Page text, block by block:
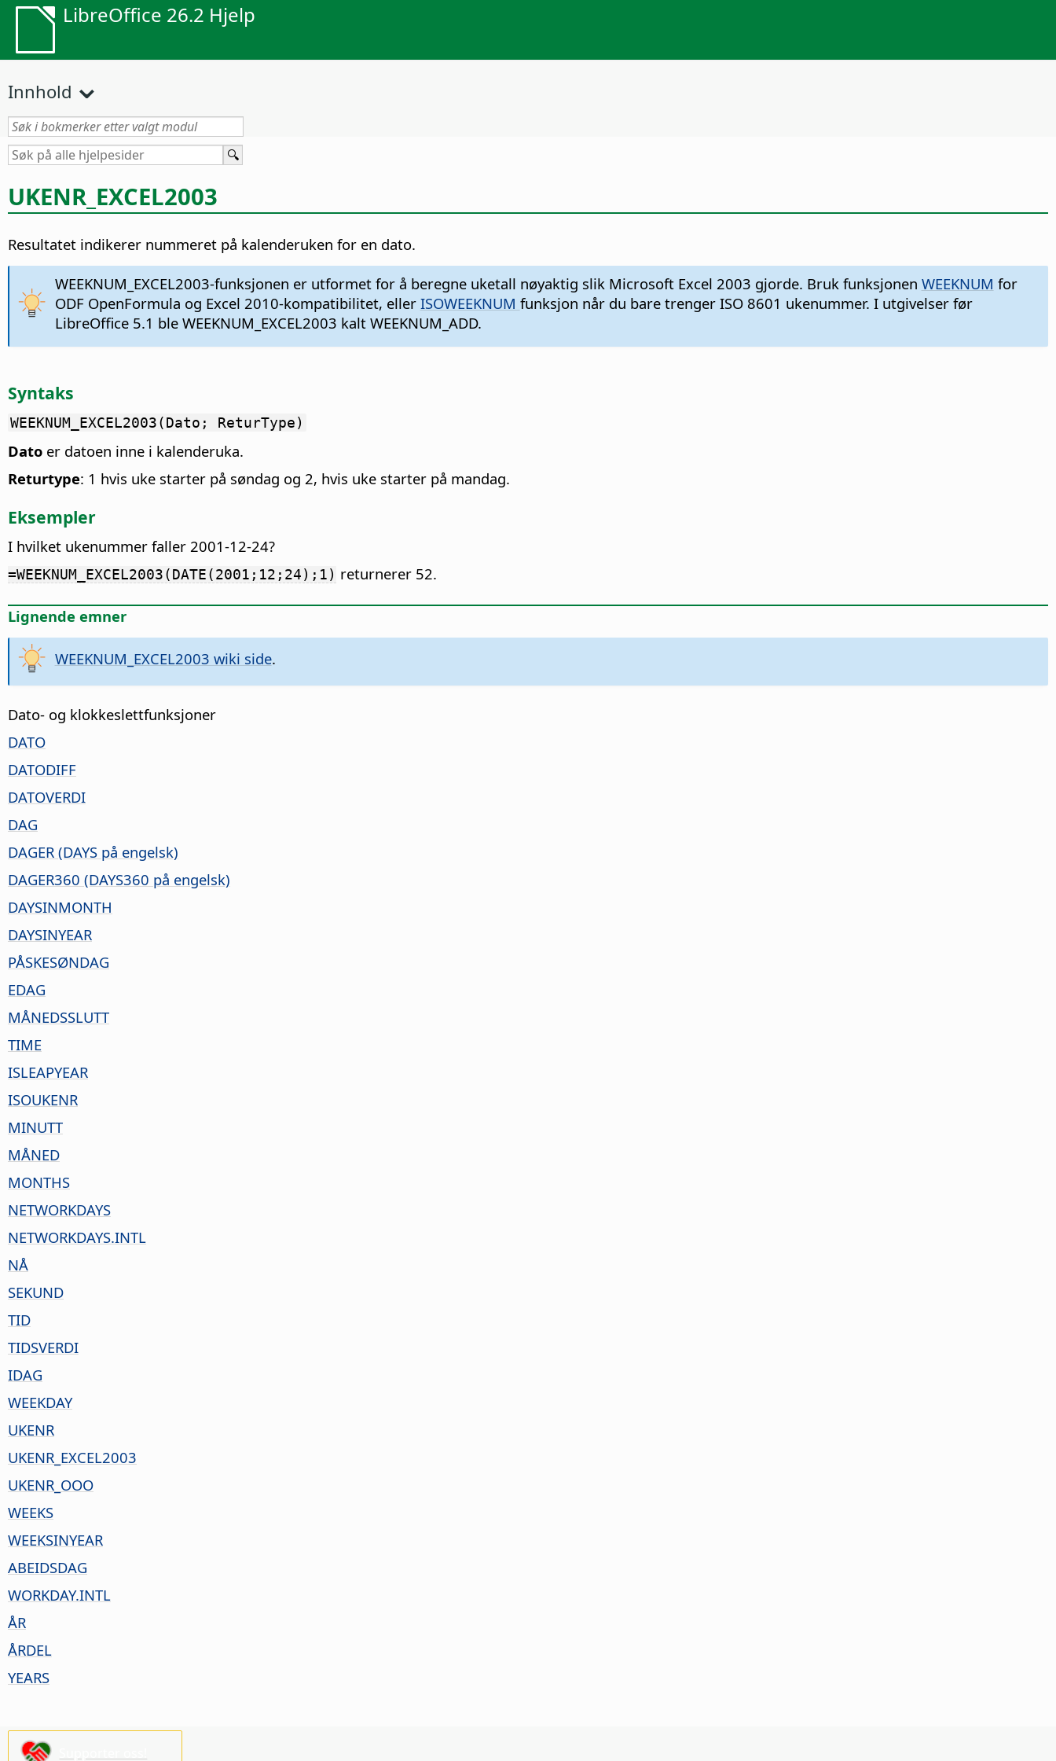
LibreOffice 26.2 Hjelp
Innhold
UKENR_EXCEL2003
Resultatet indikerer nummeret på kalenderuken for en dato.
WEEKNUM_EXCEL2003-funksjonen er utformet for å beregne uketall nøyaktig slik Microsoft Excel 2003 gjorde. Bruk funksjonen WEEKNUM for
ODF OpenFormula og Excel 2010-kompatibilitet, eller ISOWEEKNUM funksjon når du bare trenger ISO 8601 ukenummer. I utgivelser før
LibreOffice 5.1 ble WEEKNUM_EXCEL2003 kalt WEEKNUM_ADD.
Syntaks
WEEKNUM_EXCEL2003(Dato; ReturType)
Dato er datoen inne i kalenderuka.
Returtype: 1 hvis uke starter på søndag og 2, hvis uke starter på mandag.
Eksempler
I hvilket ukenummer faller 2001-12-24?
=WEEKNUM_EXCEL2003(DATE(2001;12;24);1) returnerer 52.
Lignende emner
WEEKNUM_EXCEL2003 wiki side.
Dato- og klokkeslettfunksjoner
DATO
DATODIFF
DATOVERDI
DAG
DAGER (DAYS på engelsk)
DAGER360 (DAYS360 på engelsk)
DAYSINMONTH
DAYSINYEAR
PÅSKESØNDAG
EDAG
MÅNEDSSLUTT
TIME
ISLEAPYEAR
ISOUKENR
MINUTT
MÅNED
MONTHS
NETWORKDAYS
NETWORKDAYS.INTL
NÅ
SEKUND
TID
TIDSVERDI
IDAG
WEEKDAY
UKENR
UKENR_EXCEL2003
UKENR_OOO
WEEKS
WEEKSINYEAR
ABEIDSDAG
WORKDAY.INTL
ÅR
ÅRDEL
YEARS